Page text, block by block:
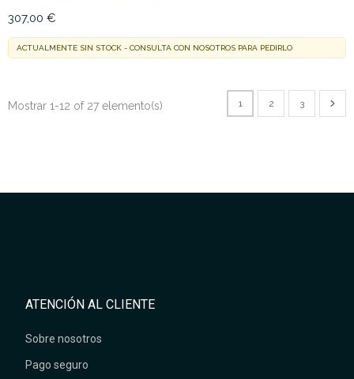
307,00 €
ACTUALMENTE SIN STOCK - CONSULTA CON NOSOTROS PARA PEDIRLO
Mostrar 1-12 of 27 elemento(s) 1 2 3
ATENCIÓN AL CLIENTE
Sobre nosotros
Pago seguro